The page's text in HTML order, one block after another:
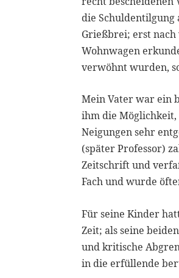
die Schuldentilgung
Grießbrei; erst nach
Wohnwagen
verwöhnt wurden,
Mein Vater war ein
ihm die Möglichkeit,
Neigungen sehr
(später Professor)
Zeitschrift und
Fach und wurde
Für seine Kinder
Zeit; als seine
und kritische
in die erfüllende